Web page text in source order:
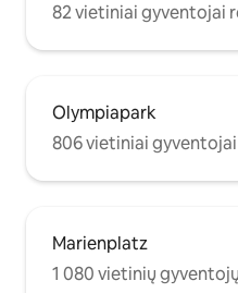
82 vietiniai gyventojai
Olympiapark
806 vietiniai
Marienplatz
1 080 vietinių